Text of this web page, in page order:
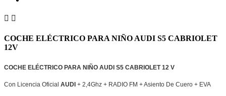
 
COCHE ELÉCTRICO PARA NIÑO AUDI S5 CABRIOLET
12V
COCHE ELÉCTRICO PARA NIÑO AUDI S5 CABRIOLET 12 V
Con Licencia Oficial AUDI + 2,4Ghz + RADIO FM + Asiento De Cuero + EVA